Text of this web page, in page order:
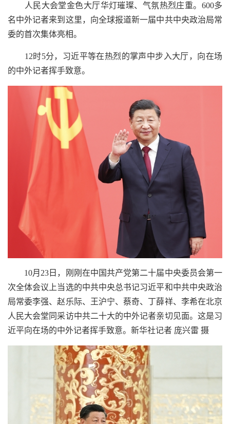
人民大会堂金色大厅华灯璀璨、气氛热烈庄重。600多
名中外记者来到这里，向全球报道新一届中共中央政治局常
委的首次集体亮相。
12时5分，习近平等在热烈的掌声中步入大厅，向在场
的中外记者挥手致意。
10月23日，刚刚在中国共产党第二十届中央委员会第一
次全体会议上当选的中共中央总书记习近平和中共中央政治
局常委李强、赵乐际、王沪宁、蔡奇、丁薛祥、李希在北京
人民大会堂同采访中共二十大的中外记者亲切见面。这是习
近平向在场的中外记者挥手致意。新华社记者 庞兴雷 摄